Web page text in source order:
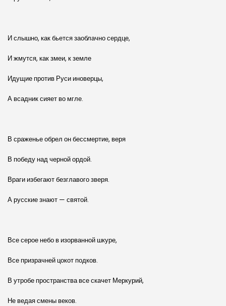
И слышно, как бьется заоблачно сердце,
И жмутся, как змеи, к земле
Идущие против Руси иноверцы,
А всадник сияет во мгле.
В сраженье обрел он бессмертие, веря
В победу над черной ордой.
Враги избегают безглавого зверя.
А русские знают — святой.
Все серое небо в изорванной шкуре,
Все призрачней цокот подков.
В утробе пространства все скачет Меркурий,
Не ведая смены веков.